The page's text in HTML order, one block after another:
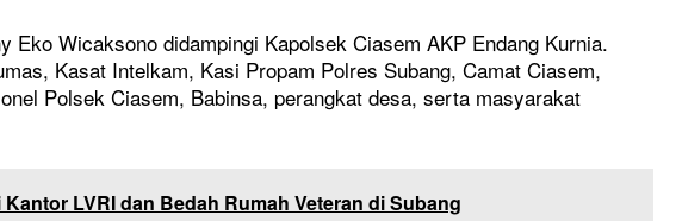
Eko Wicaksono didampingi Kapolsek Ciasem AKP Endang Kurnia.
Kasat Intelkam, Kasi Propam Polres Subang, Camat Ciasem,
Polsek Ciasem, Babinsa, perangkat desa, serta masyarakat
LVRI dan Bedah Rumah Veteran di Subang